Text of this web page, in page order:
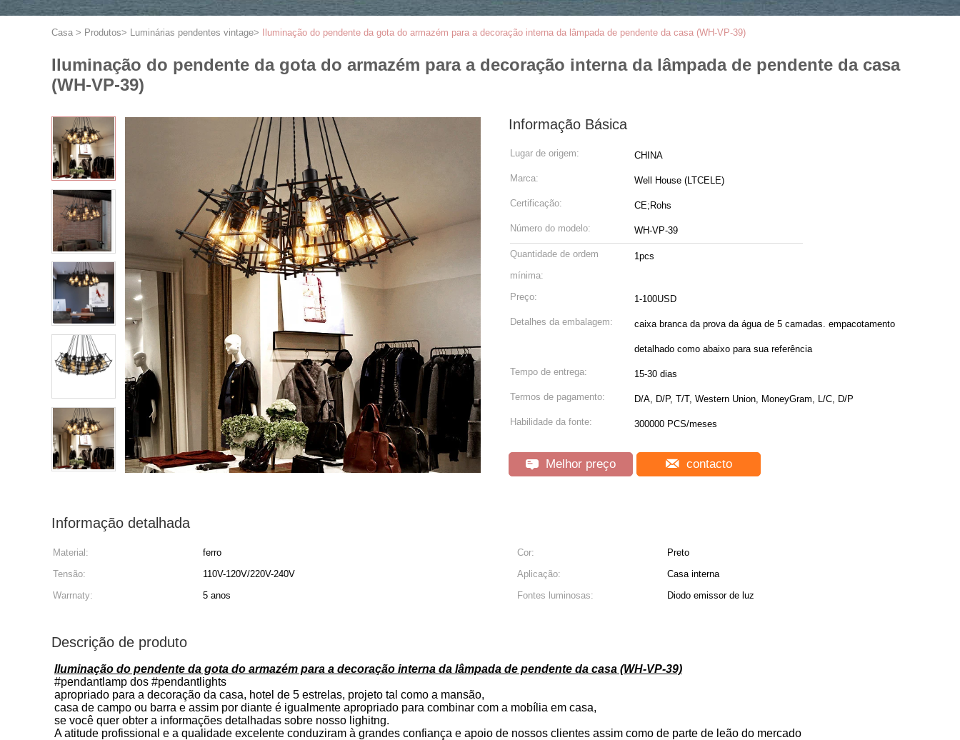
Casa > Produtos> Luminárias pendentes vintage> Iluminação do pendente da gota do armazém para a decoração interna da lâmpada de pendente da casa (WH-VP-39)
Iluminação do pendente da gota do armazém para a decoração interna da lâmpada de pendente da casa
(WH-VP-39)
Informação Básica
Lugar de origem: CHINA
Marca: Well House (LTCELE)
Certificação: CE;Rohs
Número do modelo: WH-VP-39
Quantidade de ordem
mínima:
1pcs
Preço: 1-100USD
Detalhes da embalagem: caixa branca da prova da água de 5 camadas. empacotamento
detalhado como abaixo para sua referência
Tempo de entrega: 15-30 dias
Termos de pagamento: D/A, D/P, T/T, Western Union, MoneyGram, L/C, D/P
Habilidade da fonte: 300000 PCS/meses
Melhor preço contacto
Informação detalhada
Material: ferro Cor:
Preto
Tensão:
110V-120V/220V-240V Aplicação:
Casa interna
Warrnaty:
5 anos Fontes luminosas: Diodo emissor de luz
Descrição de produto
Iluminação do pendente da gota do armazém para a decoração interna da lâmpada de pendente da casa (WH-VP-39)
#pendantlamp dos #pendantlights
apropriado para a decoração da casa, hotel de 5 estrelas, projeto tal como a mansão,
casa de campo ou barra e assim por diante é igualmente apropriado para combinar com a mobília em casa,
se você quer obter a informações detalhadas sobre nosso lighitng.
A atitude profissional e a qualidade excelente conduziram à grandes confiança e apoio de nossos clientes assim como de parte de leão do mercado